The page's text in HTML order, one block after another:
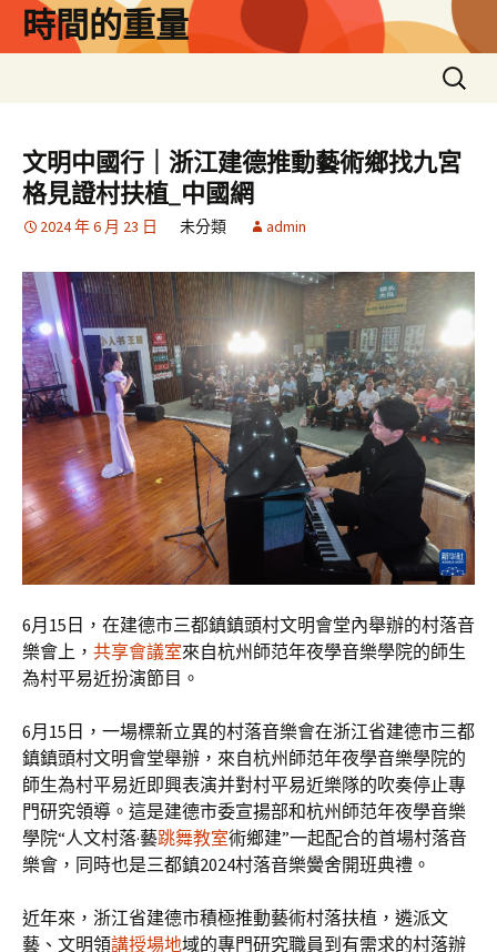
時間的重量
搜
尋
鍵
字:
文明中國行｜浙江建德推動藝術鄉找九宮
格見證村扶植_中國網
2024 年 6 月 23 日 未分類 admin
6月15日，在建德市三都鎮鎮頭村文明會堂內舉辦的村落音
樂會上， 共享會議室來自杭州師范年夜學音樂學院的師生
為村平易近扮演節目。
6月15日，一場標新立異的村落音樂會在浙江省建德市三都
鎮鎮頭村文明會堂舉辦，來自杭州師范年夜學音樂學院的
師生為村平易近即興表演并對村平易近樂隊的吹奏停止專
門研究領導。這是建德市委宣揚部和杭州師范年夜學音樂
學院“人文村落·藝跳舞教室術鄉建”一起配合的首場村落音
樂會，同時也是三都鎮2024村落音樂黌舍開班典禮。
近年來，浙江省建德市積極推動藝術村落扶植，遴派文
藝、文明領講授場地域的專門研究職員到有需求的村落辦